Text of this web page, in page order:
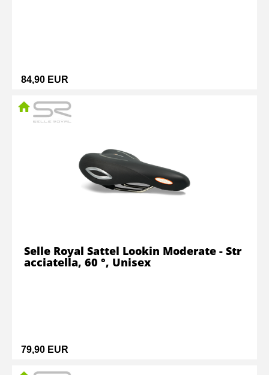
84,90 EUR
79,90 EUR
Selle Royal Sattel Lookin Moderate - Str
acciatella, 60 °, Unisex